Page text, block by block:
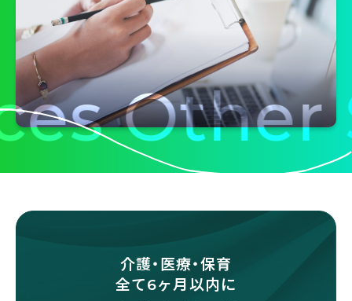
Other
介護・医療・保育
全て6ヶ月以内に